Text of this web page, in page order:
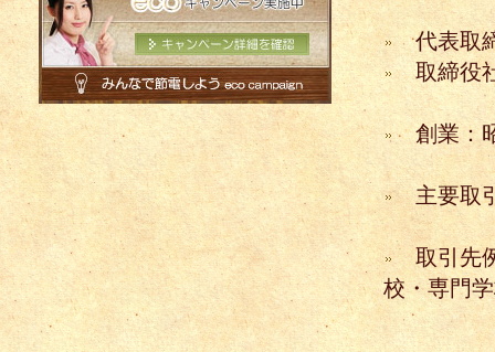
代表取
取締役
創業：
主要取引
取引先
校・専門
団体・